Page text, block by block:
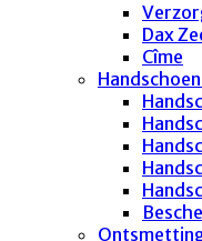
Dax
Cîme